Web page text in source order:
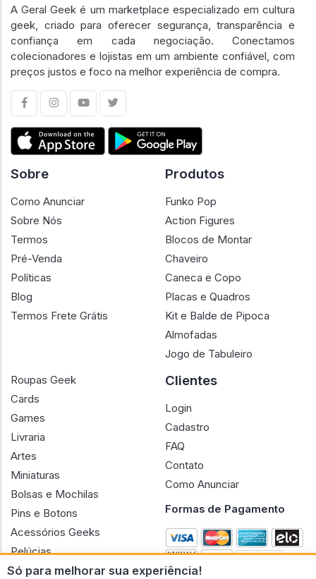
Só para melhorar sua experiência!
A Geral Geek é um marketplace especializado em cultura
geek, criado para oferecer segurança, transparência e
confiança em cada negociação. Conectamos
colecionadores e lojistas em um ambiente confiável, com
preços justos e foco na melhor experiência de compra.
Sobre
Como Anunciar
Sobre Nós
Termos
Pré-Venda
Políticas
Blog
Termos Frete Grátis
Produtos
Funko Pop
Action Figures
Blocos de Montar
Chaveiro
Caneca e Copo
Placas e Quadros
Kit e Balde de Pipoca
Almofadas
Jogo de Tabuleiro
Roupas Geek
Cards
Games
Livraria
Artes
Miniaturas
Bolsas e Mochilas
Pins e Botons
Acessórios Geeks
Pelúcias
Bonecas
Clientes
Login
Cadastro
FAQ
Contato
Como Anunciar
Formas de Pagamento